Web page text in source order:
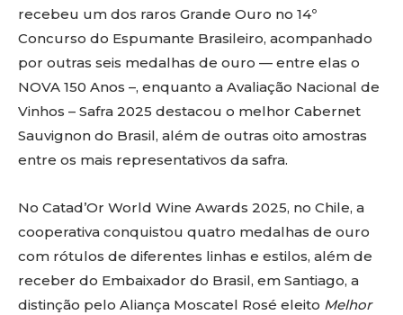
recebeu um dos raros Grande Ouro no 14º
Concurso do Espumante Brasileiro, acompanhado
por outras seis medalhas de ouro — entre elas o
NOVA 150 Anos –, enquanto a Avaliação Nacional de
Vinhos – Safra 2025 destacou o melhor Cabernet
Sauvignon do Brasil, além de outras oito amostras
entre os mais representativos da safra.
No Catad’Or World Wine Awards 2025, no Chile, a
cooperativa conquistou quatro medalhas de ouro
com rótulos de diferentes linhas e estilos, além de
receber do Embaixador do Brasil, em Santiago, a
distinção pelo Aliança Moscatel Rosé eleito Melhor